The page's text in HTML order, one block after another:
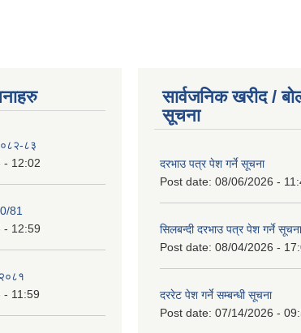
८३
- 12:02
81
- 12:59
२०८१
- 11:59
सार्वजनिक खरीद /
सूचना
दरभाउ पत्र पेश गर्ने सूचना
Post date: 08/06/2026 -
सिलबन्दी दरभाउ पत्र पेश गर्ने सूचना
Post date: 08/04/2026 -
दररेट पेश गर्ने सम्बन्धी सूचना
Post date: 07/14/2026 -